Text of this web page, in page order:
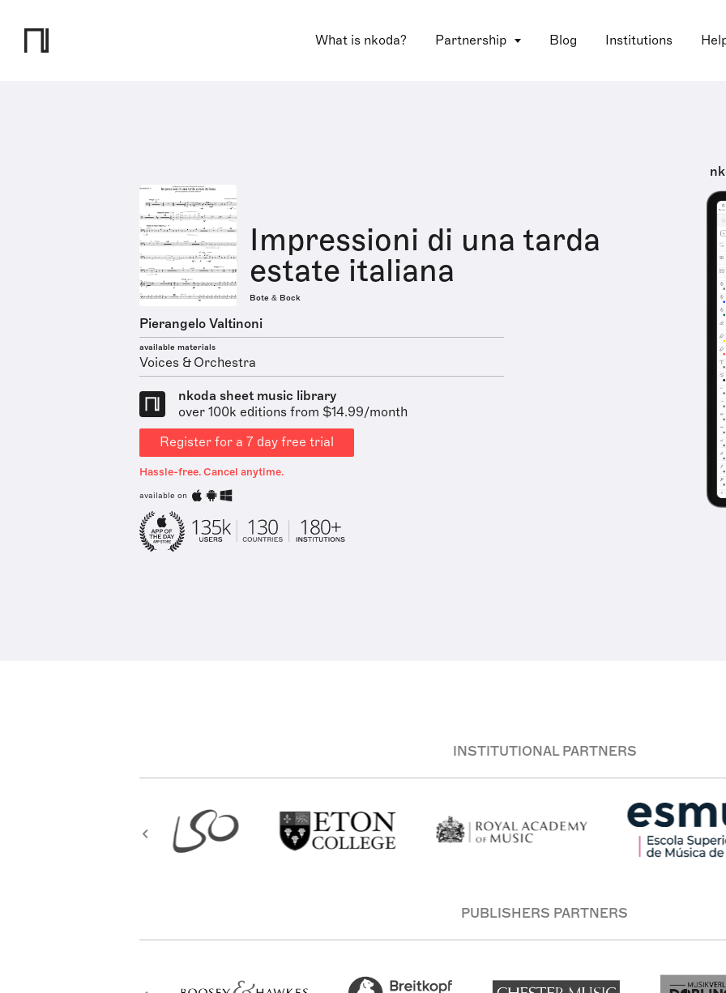
What is nkoda? Partnership Blog Institutions
Impressioni di una tarda
estate italiana
Bote & Bock
Pierangelo Valtinoni
available materials
Voices & Orchestra
nkoda sheet music library
over 100k editions from $14.99/month
Register for a 7 day free trial
Hassle-free. Cancel anytime.
available on
INSTITUTIONAL PARTNERS
PUBLISHERS PARTNERS